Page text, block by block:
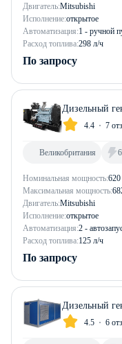
Двигатель:Mitsubishi
Исполнение:открытое
Автоматизация:1 - ручной
Расход топлива:298 л/ч
По запросу
Дизельный
4.4 7
Номинальная мощность:
Максимальная мощность:
Двигатель:Mitsubishi
Исполнение:открытое
Автоматизация:2 -
Расход топлива:125 л/ч
Великобритания
По запросу
Дизельный
4.5 6